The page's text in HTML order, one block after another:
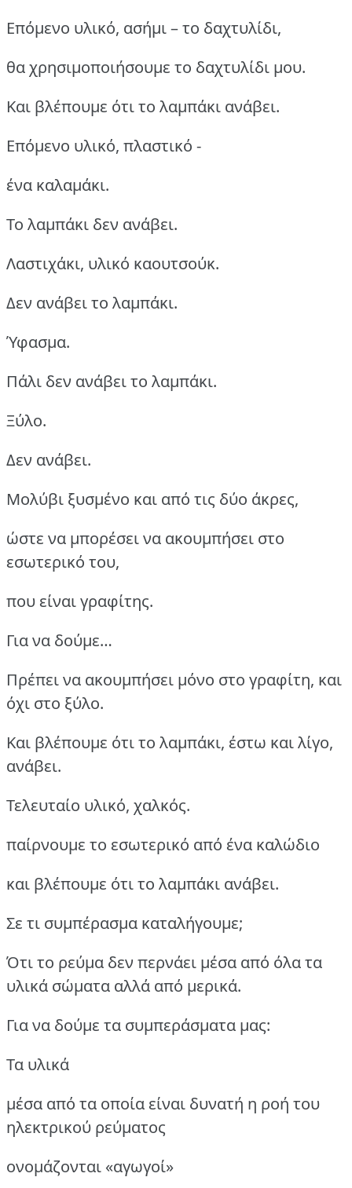
Επόμενο υλικό, ασήμι – το δαχτυλίδι,
θα χρησιμοποιήσουμε το δαχτυλίδι μου.
Και βλέπουμε ότι το λαμπάκι ανάβει.
Επόμενο υλικό, πλαστικό -
ένα καλαμάκι.
Το λαμπάκι δεν ανάβει.
Λαστιχάκι, υλικό καουτσούκ.
Δεν ανάβει το λαμπάκι.
Ύφασμα.
Πάλι δεν ανάβει το λαμπάκι.
Ξύλο.
Δεν ανάβει.
Μολύβι ξυσμένο και από τις δύο άκρες,
ώστε να μπορέσει να ακουμπήσει στο
εσωτερικό του,
που είναι γραφίτης.
Για να δούμε…
Πρέπει να ακουμπήσει μόνο στο γραφίτη, και
όχι στο ξύλο.
Και βλέπουμε ότι το λαμπάκι, έστω και λίγο,
ανάβει.
Τελευταίο υλικό, χαλκός.
παίρνουμε το εσωτερικό από ένα καλώδιο
και βλέπουμε ότι το λαμπάκι ανάβει.
Σε τι συμπέρασμα καταλήγουμε;
Ότι το ρεύμα δεν περνάει μέσα από όλα τα
υλικά σώματα αλλά από μερικά.
Για να δούμε τα συμπεράσματα μας:
Τα υλικά
μέσα από τα οποία είναι δυνατή η ροή του
ηλεκτρικού ρεύματος
ονομάζονται «αγωγοί»